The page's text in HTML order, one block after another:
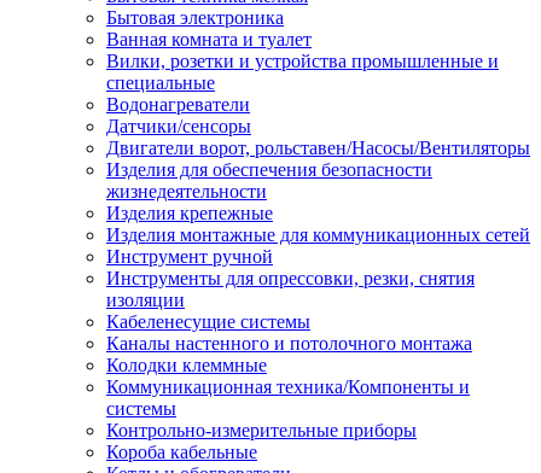
Бытовая электроника
Ванная комната и туалет
Вилки, розетки и устройства промышленные и
специальные
Водонагреватели
Датчики/сенсоры
Двигатели ворот, рольставен/Насосы/Вентиляторы
Изделия для обеспечения безопасности
жизнедеятельности
Изделия крепежные
Изделия монтажные для коммуникационных сетей
Инструмент ручной
Инструменты для опрессовки, резки, снятия
изоляции
Кабеленесущие системы
Каналы настенного и потолочного монтажа
Колодки клеммные
Коммуникационная техника/Компоненты и
системы
Контрольно-измерительные приборы
Короба кабельные